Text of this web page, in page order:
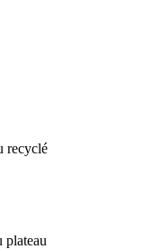
recyclé
plateau